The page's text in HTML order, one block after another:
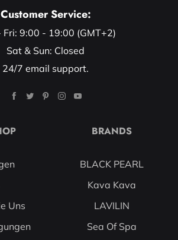
Customer Service:
Fri: 9:00 - 19:00 (GMT+2)
Sat & Sun: Closed
24/7 email support.
Uns
BRANDS
BLACK PEARL
Kava Kava
LAVILIN
Sea Of Spa